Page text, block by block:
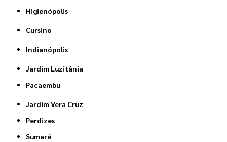
Higienópolis
Cursino
Indianópolis
Jardim Luzitânia
Pacaembu
Jardim Vera Cruz
Perdizes
Sumaré